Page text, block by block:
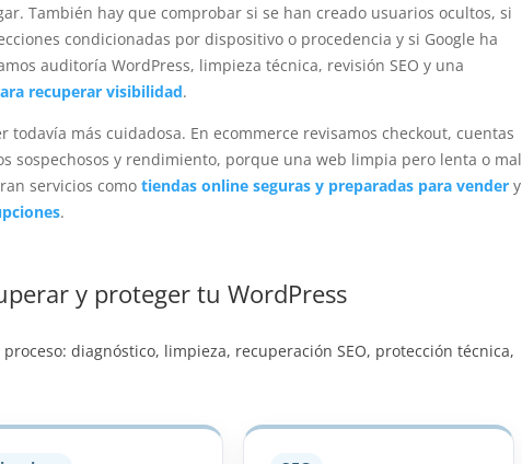
También hay que comprobar si se han creado usuarios ocultos, si
condicionadas por dispositivo o procedencia y si Google ha
auditoría WordPress, limpieza técnica, revisión SEO y una
recuperar visibilidad.
más cuidadosa. En ecommerce revisamos checkout, cuentas
sospechosos y rendimiento, porque una web limpia pero lenta o mal
servicios comotiendas online seguras y preparadas para vender y
.
y proteger tu WordPress
diagnóstico, limpieza, recuperación SEO, protección técnica,